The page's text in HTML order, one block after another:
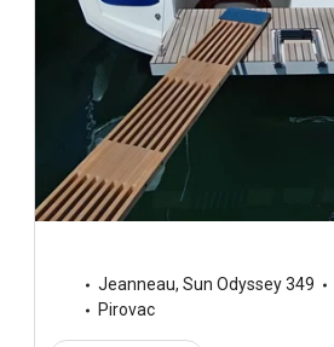
Jeanneau, Sun Odyssey 349
Pirovac